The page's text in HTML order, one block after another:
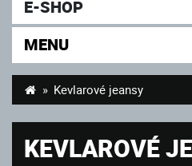
E-SHOP
MENU
Kevlarové jeansy
KEVLAROVÉ